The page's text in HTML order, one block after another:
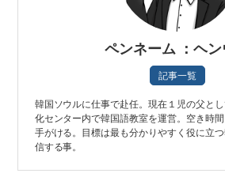
ペンネーム ：ヘ
記事一覧
韓国ソウルに仕事で赴任。現在１児の父と
化センター内で韓国語教室を運営。空き時
手がける。目標は最も分かりやすく役に立
信する事。